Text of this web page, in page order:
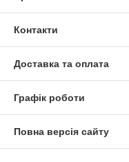
Контакти
Доставка та оплата
Графік роботи
Повна версія сайту